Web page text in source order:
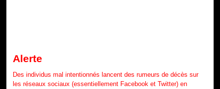
Alerte
Des individus mal intentionnés lancent des rumeurs de décès sur
les réseaux sociaux (essentiellement Facebook et Twitter) en